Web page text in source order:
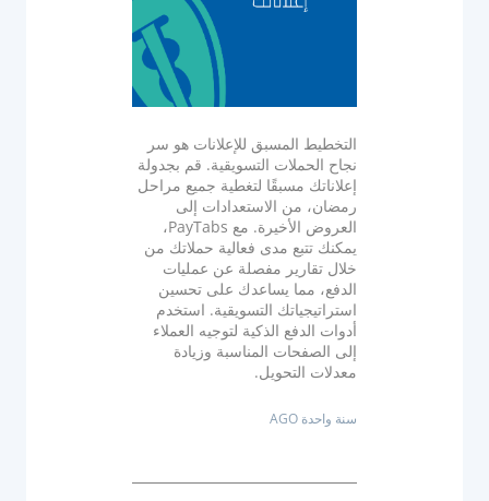
تكاملات حزمة تطوير البرامج
منتدى المجموعة
الشراكات
غرفة الأخبار
مدونة PayTabs
التخطيط المسبق للإعلانات هو سر
نجاح الحملات التسويقية. قم بجدولة
إعلاناتك مسبقًا لتغطية جميع مراحل
رمضان، من الاستعدادات إلى
العروض الأخيرة. مع PayTabs،
يمكنك تتبع مدى فعالية حملاتك من
خلال تقارير مفصلة عن عمليات
الدفع، مما يساعدك على تحسين
استراتيجياتك التسويقية. استخدم
أدوات الدفع الذكية لتوجيه العملاء
إلى الصفحات المناسبة وزيادة
معدلات التحويل.
سنة واحدة AGO